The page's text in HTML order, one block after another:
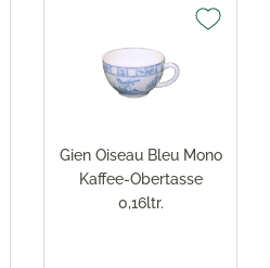
Gien Oiseau Bleu Mono
Kaffee-Obertasse
0,16ltr.